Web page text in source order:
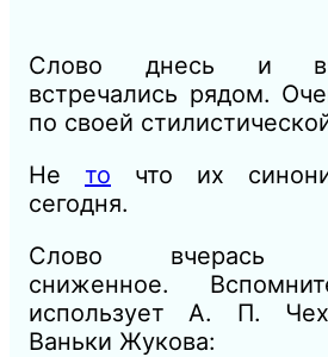
Слово днесь и
встречались рядом.
по своей
Не то что их
сегодня.
Слово вчерась
сниженное.
использует А. П.
Ваньки Жукова: